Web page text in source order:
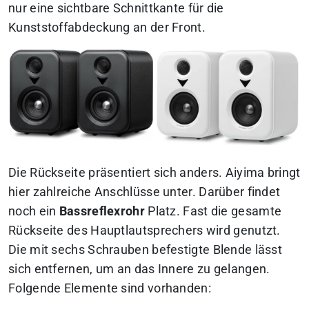
nur eine sichtbare Schnittkante für die
Kunststoffabdeckung an der Front.
Die Rückseite präsentiert sich anders. Aiyima bringt
hier zahlreiche Anschlüsse unter. Darüber findet
noch ein BassreflexrohrPlatz. Fast die gesamte
Rückseite des Hauptlautsprechers wird genutzt.
Die mit sechs Schrauben befestigte Blende lässt
sich entfernen, um an das Innere zu gelangen.
Folgende Elemente sind vorhanden: